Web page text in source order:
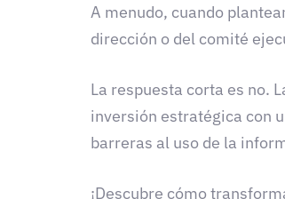
A menudo, cuando
dirección o del comité
La respuesta corta es no.
inversión estratégica con
barreras al uso de la
¡Descubre cómo